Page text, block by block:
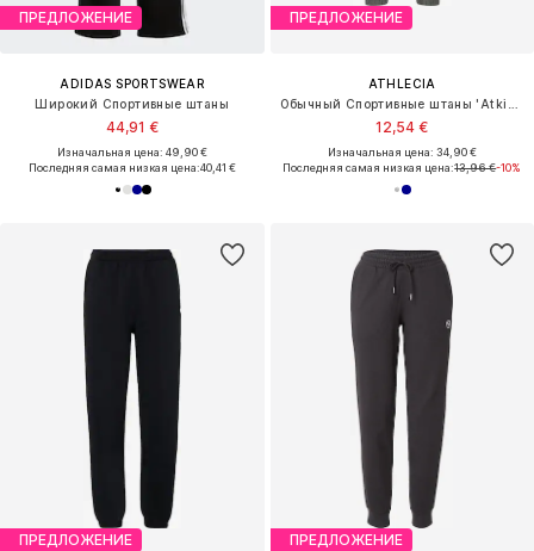
ПРЕДЛОЖЕНИЕ
ADIDAS SPORTSWEAR
Широкий Спортивные штаны
44,91 €
Изначальная цена: 49,90 €
Последняя самая низкая цена:40,41 €
ПРЕДЛОЖЕНИЕ
ATHLECIA
12,54 €
Изначальная цена: 34,90 €
Последняя самая низкая цена:13,96 €-10%
ПРЕДЛОЖЕНИЕ ПРЕДЛОЖЕНИЕ